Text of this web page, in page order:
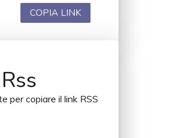
COPIA LINK
per copiare il link RSS